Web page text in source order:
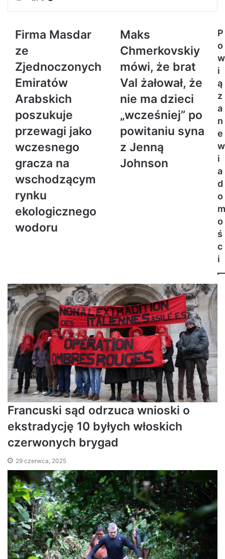
Firma Masdar
ze
Zjednoczonych
Emiratów
Arabskich
poszukuje
przewagi jako
wczesnego
gracza na
wschodzącym
rynku
ekologicznego
wodoru
Maks
Chmerkovskiy
mówi, że brat
Val żałował, że
nie ma dzieci
„wcześniej” po
powitaniu syna
z Jenną
Johnson
P
o
w
i
ą
z
a
n
e
w
i
a
d
o
m
o
ś
c
i
Francuski sąd odrzuca wnioski o
ekstradycję 10 byłych włoskich
czerwonych brygad
29 czerwca, 2025